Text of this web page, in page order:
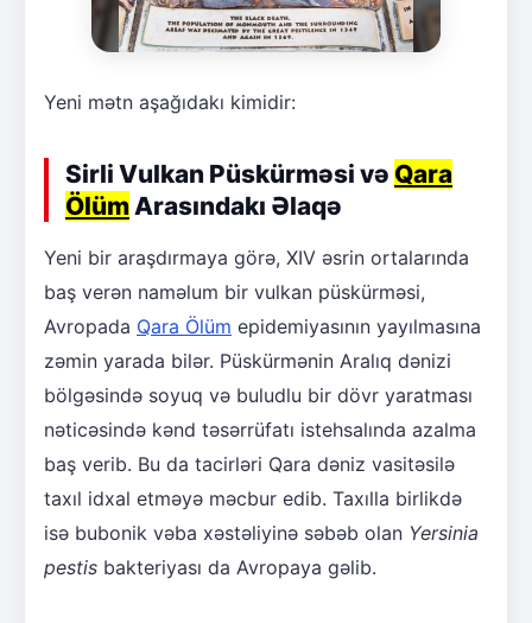
Yeni mətn aşağıdakı kimidir:
Sirli Vulkan Püskürməsi və Qara
ÖlümArasındakı Əlaqə
Yeni bir araşdırmaya görə, XIV əsrin ortalarında
baş verən naməlum bir vulkan püskürməsi,
Avropada Qara Ölüm epidemiyasının yayılmasına
zəmin yarada bilər. Püskürmənin Aralıq dənizi
bölgəsində soyuq və buludlu bir dövr yaratması
nəticəsində kənd təsərrüfatı istehsalında azalma
baş verib. Bu da tacirləri Qara dəniz vasitəsilə
taxıl idxal etməyə məcbur edib. Taxılla birlikdə
isə bubonik vəba xəstəliyinə səbəb olan Yersinia
pestis bakteriyası da Avropaya gəlib.